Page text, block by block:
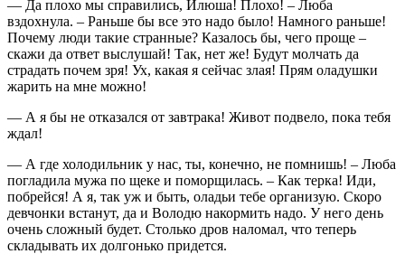
— Да плохо мы справились, Илюша! Плохо! – Люба
вздохнула. – Раньше бы все это надо было! Намного раньше!
Почему люди такие странные? Казалось бы, чего проще –
скажи да ответ выслушай! Так, нет же! Будут молчать да
страдать почем зря! Ух, какая я сейчас злая! Прям оладушки
жарить на мне можно!
— А я бы не отказался от завтрака! Живот подвело, пока тебя
ждал!
— А где холодильник у нас, ты, конечно, не помнишь! – Люба
погладила мужа по щеке и поморщилась. – Как терка! Иди,
побрейся! А я, так уж и быть, оладьи тебе организую. Скоро
девчонки встанут, да и Володю накормить надо. У него день
очень сложный будет. Столько дров наломал, что теперь
складывать их долгонько придется.